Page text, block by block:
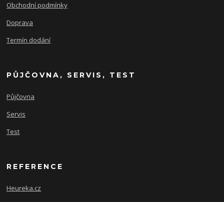
Obchodní podmínky
Doprava
Termín dodání
PŮJČOVNA, SERVIS, TEST
Půjčovna
Servis
Test
REFERENCE
Heureka.cz